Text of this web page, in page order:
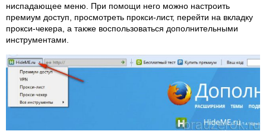
ниспадающее меню. При помощи него можно настроить
премиум доступ, просмотреть прокси-лист, перейти на вкладку
прокси-чекера, а также воспользоваться дополнительными
инструментами.